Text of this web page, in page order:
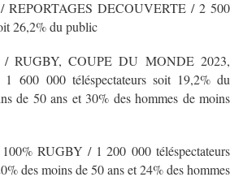
REPORTAGES DECOUVERTE / 2 500
26,2% du public
/ RUGBY, COUPE DU MONDE 2023,
600 000 téléspectateurs soit 19,2% du
de 50 ans et 30% des hommes de moins
RUGBY / 1 200 000 téléspectateurs
des moins de 50 ans et 24% des hommes